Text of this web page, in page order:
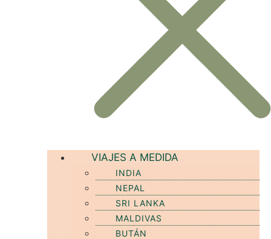
VIAJES A MEDIDA
INDIA
NEPAL
SRI LANKA
MALDIVAS
BUTÁN